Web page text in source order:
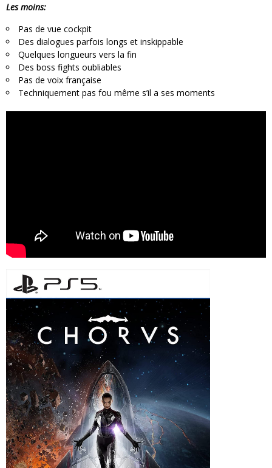
Les moins:
Pas de vue cockpit
Des dialogues parfois longs et inskippable
Quelques longueurs vers la fin
Des boss fights oubliables
Pas de voix française
Techniquement pas fou même s’il a ses moments